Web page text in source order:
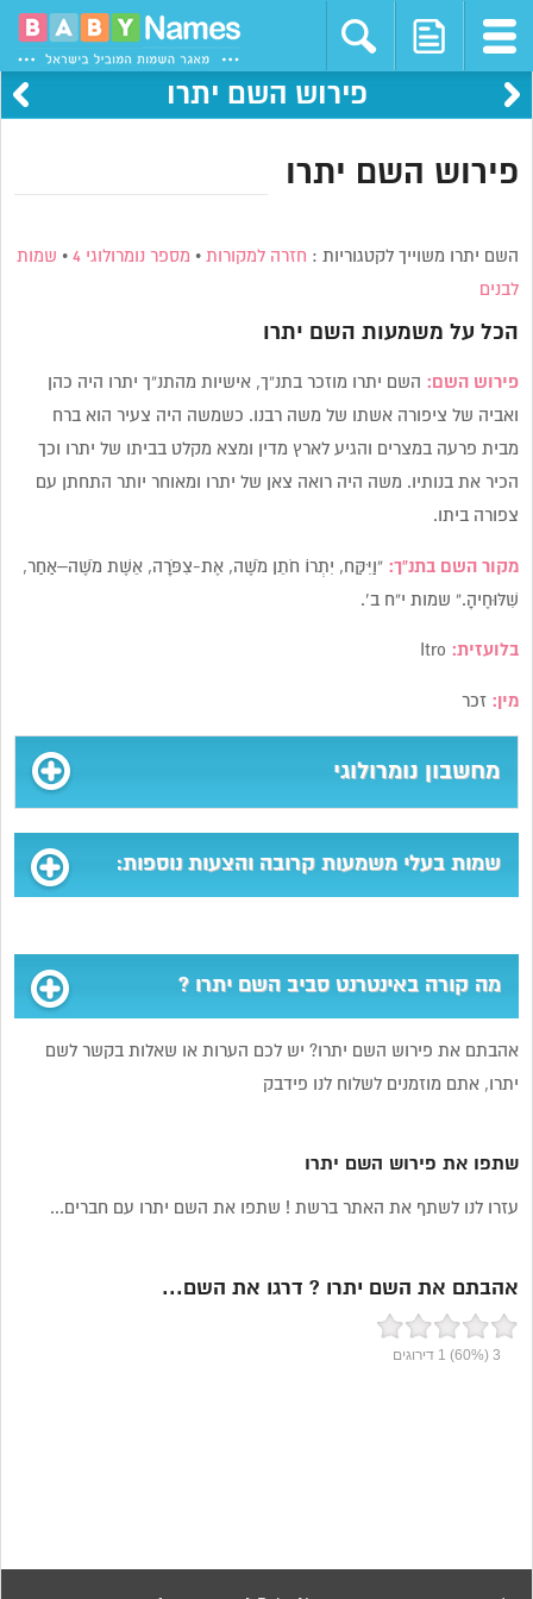
פירוש השם יתרו
פירוש השם יתרו
השם יתרו משוייך לקטגוריות : חזרה למקורות • מספר נומרולוגי 4 • שמות
לבנים
הכל על משמעות השם יתרו
פירוש השם: השם יתרו מוזכר בתנ”ך, אישיות מהתנ”ך יתרו היה כהן
ואביה של ציפורה אשתו של משה רבנו. כשמשה היה צעיר הוא ברח
מבית פרעה במצרים והגיע לארץ מדין ומצא מקלט בביתו של יתרו וכך
הכיר את בנותיו. משה היה רואה צאן של יתרו ומאוחר יותר התחתן עם
צפורה ביתו.
מקור השם בתנ”ך: “וַיִּקַּח, יִתְרוֹ חֹתֵן מֹשֶׁה, אֶת-צִפֹּרָה, אֵשֶׁת מֹשֶׁה–אַחַר,
שִׁלּוּחֶיהָ.” שמות י”ח ב’.
בלועזית:
מין: זכר
מחשבון נומרולוגי
שמות בעלי משמעות קרובה והצעות נוספות:
מה קורה באינטרנט סביב השם יתרו ?
אהבתם את פירוש השם יתרו? יש לכם הערות או שאלות בקשר לשם
יתרו, אתם מוזמנים לשלוח לנו פידבק
שתפו את פירוש השם יתרו
עזרו לנו לשתף את האתר ברשת ! שתפו את השם יתרו עם חברים...
אהבתם את השם יתרו ? דרגו את השם...
3
(60%)
1 דירוגים